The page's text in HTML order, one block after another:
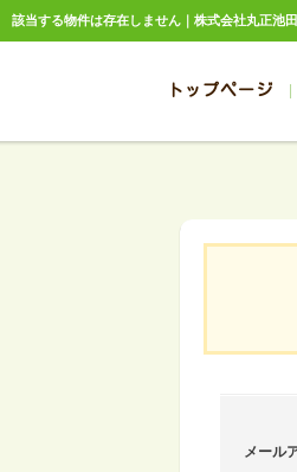
該当する物件は存在しません｜株式会社丸正池田
トップページ
メール